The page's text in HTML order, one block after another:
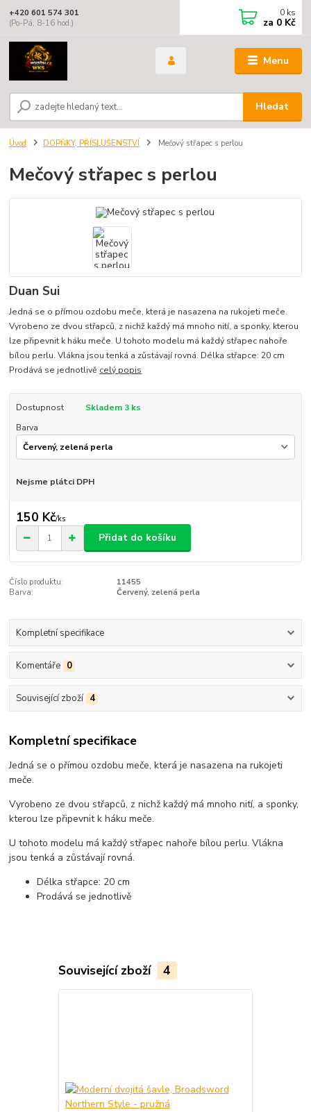
Menu
Hledat
+420 601 574 301
(Po-Pá, 8-16 hod.)
0 ks
za 0 Kč
Úvod DOPŇKY, PŘÍSLUŠENSTVÍ Mečový střapec s perlou
Mečový střapec s perlou
Duan Sui
Jedná se o přímou ozdobu meče, která je nasazena na rukojeti meče.
Vyrobeno ze dvou střapců, z nichž každý má mnoho nití, a sponky, kterou
lze připevnit k háku meče. U tohoto modelu má každý střapec nahoře
bílou perlu. Vlákna jsou tenká a zůstávají rovná. Délka střapce: 20 cm
Prodává se jednotlivě celý popis
Dostupnost
Skladem 3 ks
Barva
Nejsme plátci DPH
150 Kč/ks
Přidat do košíku
Číslo produktu:
11455
Barva:
Červený, zelená perla
Kompletní specifikace
Komentáře 0
Související zboží 4
Kompletní specifikace
Jedná se o přímou ozdobu meče, která je nasazena na rukojeti
meče.
Vyrobeno ze dvou střapců, z nichž každý má mnoho nití, a sponky,
kterou lze připevnit k háku meče.
U tohoto modelu má každý střapec nahoře bílou perlu. Vlákna
jsou tenká a zůstávají rovná.
Délka střapce: 20 cm
Prodává se jednotlivě
Související zboží 4